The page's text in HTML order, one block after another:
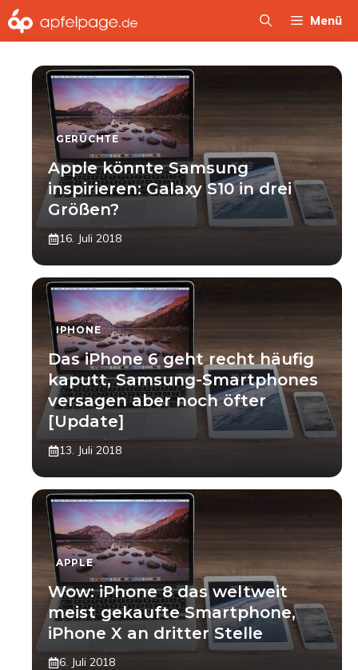
Zum
Inhalt
Menü
GERÜCHTE
Apple könnte Samsung
inspirieren: Galaxy S10 in drei
Größen?
16. Juli 2018
IPHONE
Das iPhone 6 geht recht häufig
kaputt, Samsung-Smartphones
versagen aber noch öfter
[Update]
13. Juli 2018
APPLE
Wow: iPhone 8 das weltweit
meist gekaufte Smartphone,
iPhone X an dritter Stelle
6. Juli 2018